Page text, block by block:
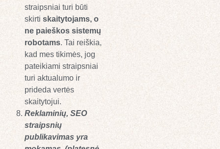
straipsniai turi būti
skirti skaitytojams, o
ne paieškos sistemų
robotams. Tai reiškia,
kad mes tikimės, jog
pateikiami straipsniai
turi aktualumo ir
prideda vertės
skaitytojui.
Reklaminių, SEO
straipsnių
publikavimas yra